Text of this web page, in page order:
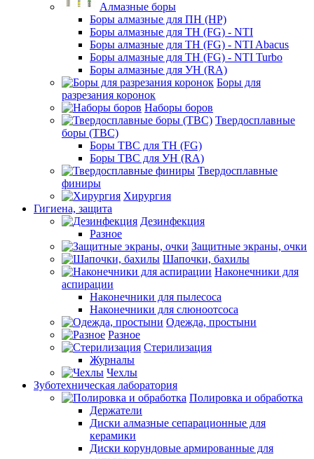
Алмазные боры
Боры алмазные для ПН (HP)
Боры алмазные для ТН (FG) - NTI
Боры алмазные для ТН (FG) - NTI Abacus
Боры алмазные для ТН (FG) - NTI Turbo
Боры алмазные для УН (RA)
Боры для
разрезания коронок
Наборы боров
Твердосплавные
боры (ТВС)
Боры ТВС для ТН (FG)
Боры ТВС для УН (RA)
Твердосплавные
финиры
Хирургия
Гигиена, защита
Дезинфекция
Разное
Защитные экраны, очки
Шапочки, бахилы
Наконечники для
аспирации
Наконечники для пылесоса
Наконечники для слюноотсоса
Одежда, простыни
Разное
Стерилизация
Журналы
Чехлы
Зуботехническая лаборатория
Полировка и обработка
Держатели
Диски алмазные сепарационные для
керамики
Диски корундовые армированные для